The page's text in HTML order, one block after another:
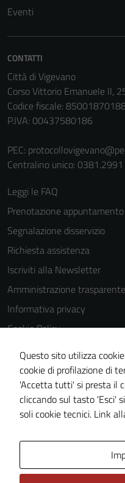
Eventi
CONTATTI
Città di Vigevano
Corso Vittorio Emanuele II,
Codice fiscale:
P.IVA: 00437580186
PEC:
Centralino unico: 0381.2991
Leggi le FAQ
Prenotazione appuntamento
Segnalazione disservizio
Richiesta assistenza
Iscriviti alla Newsletter
Amministrazione trasparente
Informativa privacy
Cookie Policy
Media policy
Note legali
Dichiarazione di accessibilità
Piano di miglioramento del
Questo sito utilizza
cookie di profilazione di
'Accetta tutti' si presta il
cliccando sul tasto 'Esci'
soli cookie tecnici. Link